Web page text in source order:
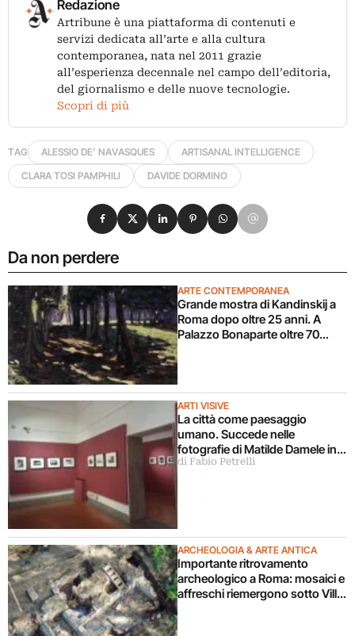
Redazione
Artribune è una piattaforma di contenuti e
servizi dedicata all’arte e alla cultura
contemporanea, nata nel 2011 grazie
all’esperienza decennale nel campo dell’editoria,
del giornalismo e delle nuove tecnologie.
Scopri di più
TAG ALESSIO DE’ NAVASQUES
ARTISANAL INTELLIGENCE
CLARA TOSI PAMPHILI
DAVIDE DORMINO
Da non perdere
ARTE CONTEMPORANEA
Grande mostra di Kandinskij a
Roma dopo oltre 25 anni. A
Palazzo Bonaparte oltre 70
ARTI VISIVE
La città come paesaggio
umano. Succede nelle
fotografie di Matilde Damele in
mostra a Roma
di Fabio Petrelli
ARCHEOLOGIA & ARTE ANTICA
Importante ritrovamento
archeologico a Roma: mosaici e
affreschi riemergono sotto Villa
Condividi su Facebook
Condividi su X
Condividi su LinkedIn
Condividi su Pinterest
Condividi su WhatsApp
Condividi su Email